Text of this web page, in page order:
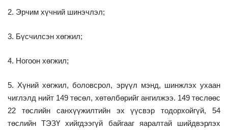
2. Эрчим хүчний шинэчлэл;
3. Бүсчилсэн хөгжил;
4. Ногоон хөгжил;
5. Хүний хөгжил, боловсрол, эрүүл мэнд, шинжлэх ухаан
чиглэлд нийт 149 төсөл, хөтөлбөрийг ангилжээ. 149 төслөөс
22 төслийн санхүүжилтийн эх үүсвэр тодорхойгүй, 54
төслийн ТЭЗҮ хийгдээгүй байгааг яаралтай шийдвэрлэх